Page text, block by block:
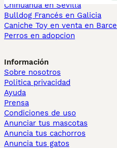
Chihuahua en Sevilla
Bulldog Francés en Galicia
Caniche Toy en venta en
Perros en adopcion
Información
Sobre nosotros
Politica privacidad
Ayuda
Prensa
Condiciones de uso
Anunciar tus mascotas
Anuncia tus cachorros
Anuncia tus gatos